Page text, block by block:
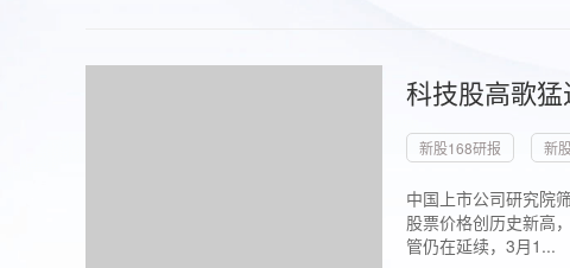
科技股高歌
新股168研报 新
中国上市公司研究院
股票价格创历史新高
管仍在延续，3月1...